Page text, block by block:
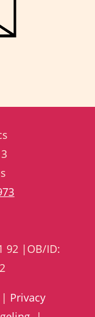
92 |OB/ID:
| Privacy